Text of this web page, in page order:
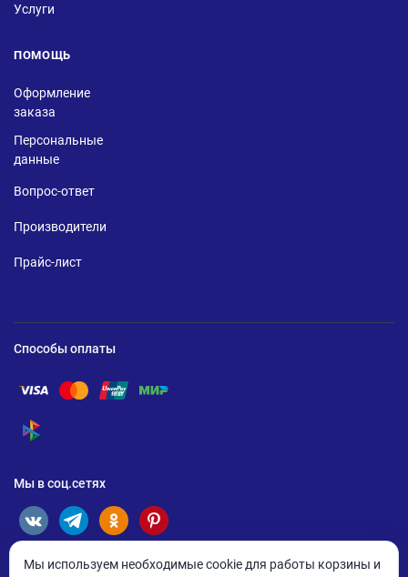
Услуги
ПОМОЩЬ
Оформление
заказа
Персональные
данные
Вопрос-ответ
Производители
Прайс-лист
Способы оплаты
Помощь по оплате Visa
Помощь по оплате Mastercard
Помощь по оплате UnionPay
Помощь по оплате Мир
Помощь по оплате СБП
Мы в соц.сетях
Мы используем необходимые cookie для работы корзины и